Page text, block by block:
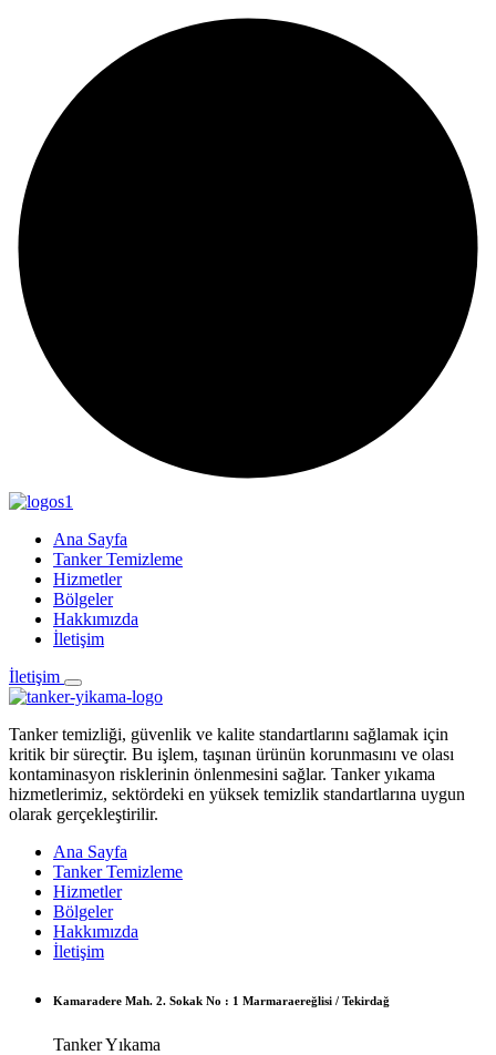
Ana Sayfa
Tanker Temizleme
Hizmetler
Bölgeler
Hakkımızda
İletişim
İletişim
Tanker temizliği, güvenlik ve kalite standartlarını sağlamak için
kritik bir süreçtir. Bu işlem, taşınan ürünün korunmasını ve olası
kontaminasyon risklerinin önlenmesini sağlar. Tanker yıkama
hizmetlerimiz, sektördeki en yüksek temizlik standartlarına uygun
olarak gerçekleştirilir.
Ana Sayfa
Tanker Temizleme
Hizmetler
Bölgeler
Hakkımızda
İletişim
Kamaradere Mah. 2. Sokak No : 1 Marmaraereğlisi / Tekirdağ
Tanker Yıkama